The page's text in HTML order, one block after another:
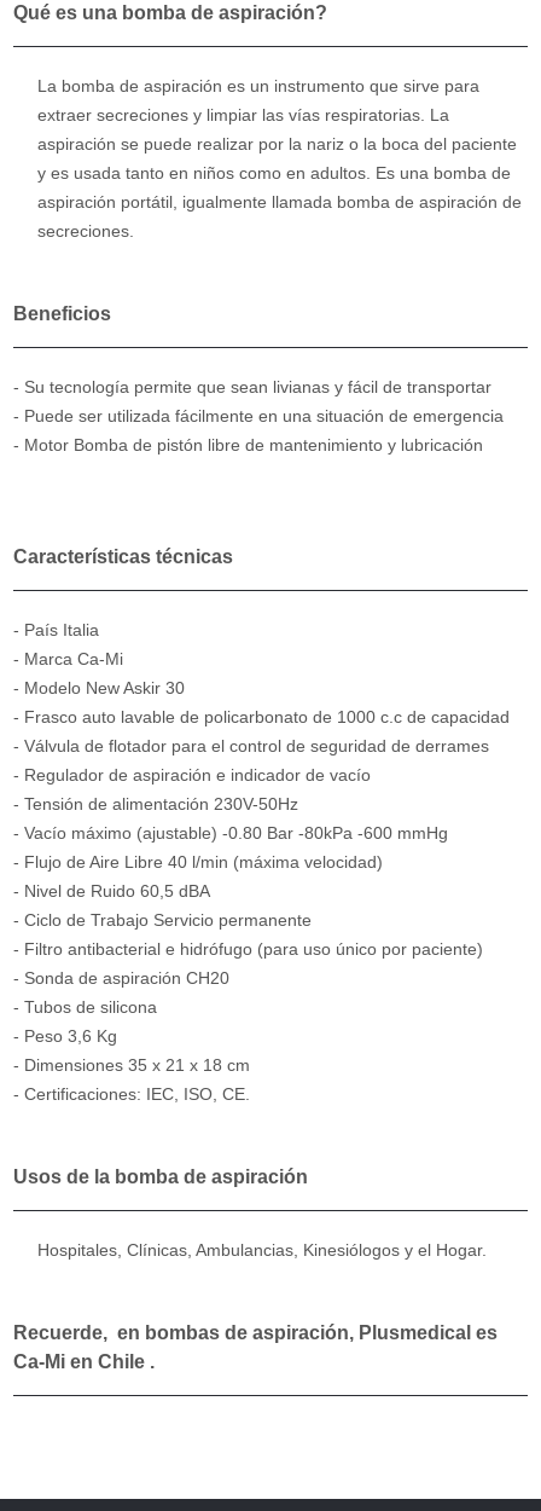
Qué es una bomba de aspiración?
La bomba de aspiración es un instrumento que sirve para
extraer secreciones y limpiar las vías respiratorias. La
aspiración se puede realizar por la nariz o la boca del paciente
y es usada tanto en niños como en adultos. Es una bomba de
aspiración portátil, igualmente llamada bomba de aspiración de
secreciones.
Beneficios
- Su tecnología permite que sean livianas y fácil de transportar
- Puede ser utilizada fácilmente en una situación de emergencia
- Motor Bomba de pistón libre de mantenimiento y lubricación
Características técnicas
- País Italia
- Marca Ca-Mi
- Modelo New Askir 30
- Frasco auto lavable de policarbonato de 1000 c.c de capacidad
- Válvula de flotador para el control de seguridad de derrames
- Regulador de aspiración e indicador de vacío
- Tensión de alimentación 230V-50Hz
- Vacío máximo (ajustable) -0.80 Bar -80kPa -600 mmHg
- Flujo de Aire Libre 40 l/min (máxima velocidad)
- Nivel de Ruido 60,5 dBA
- Ciclo de Trabajo Servicio permanente
- Filtro antibacterial e hidrófugo (para uso único por paciente)
- Sonda de aspiración CH20
- Tubos de silicona
- Peso 3,6 Kg
- Dimensiones 35 x 21 x 18 cm
- Certificaciones: IEC, ISO, CE.
Usos de la bomba de aspiración
Hospitales, Clínicas, Ambulancias, Kinesiólogos y el Hogar.
Recuerde, en bombas de aspiración, Plusmedical es
Ca-Mi en Chile .